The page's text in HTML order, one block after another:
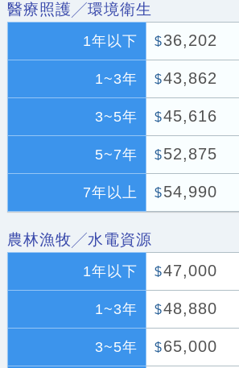
醫療照護╱環境衛生
1年以下 $36,202
1~3年 $43,862
3~5年 $45,616
5~7年 $52,875
7年以上 $54,990
農林漁牧╱水電資源
1年以下 $47,000
1~3年 $48,880
3~5年 $65,000